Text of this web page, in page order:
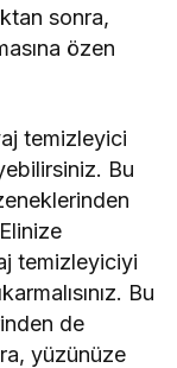
sonra,
özen
temizleyici
Bu
temizleyiciyi
Bu
de
yüzünüze